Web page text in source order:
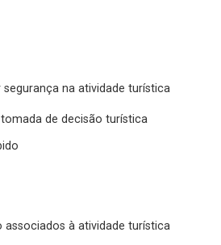
na atividade turística
de decisão turística
associados à atividade turística